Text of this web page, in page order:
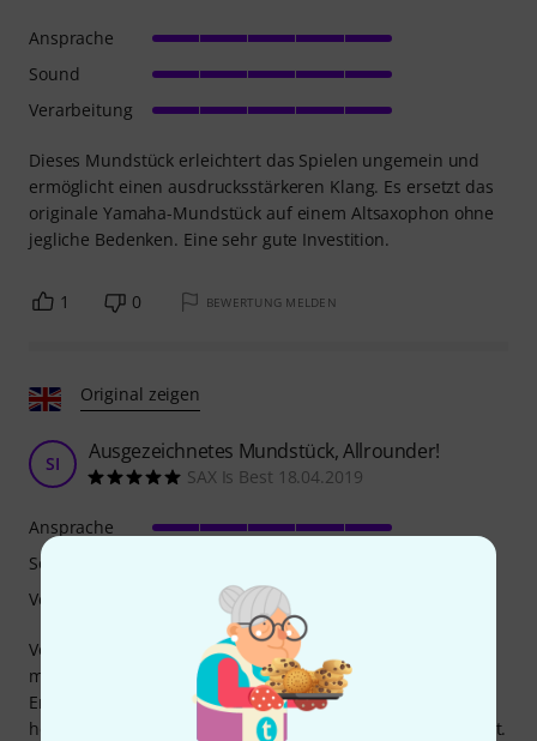
Dieses Mundstück erleichtert das Spielen ungemein und
ermöglicht einen ausdrucksstärkeren Klang. Es ersetzt das
originale Yamaha-Mundstück auf einem Altsaxophon ohne
jegliche Bedenken. Eine sehr gute Investition.
Ansprache
Sound
Verarbeitung
1 0 BEWERTUNG MELDEN
Original zeigen
SI Ausgezeichnetes Mundstück, Allrounder!
SAX Is Best 18.04.2019
Vor diesem Instrument hatte ich ein S90 170. Ich entschied
mich für ein neues, da das andere 10 Jahre alt war und ich
Ersatz brauchte. Dieses S90 180 ist einfach brillant: sehr
heller Klang, gute Projektion, voller Klang und gut gestimmt.
Ansprache
Sound
Verarbeitung